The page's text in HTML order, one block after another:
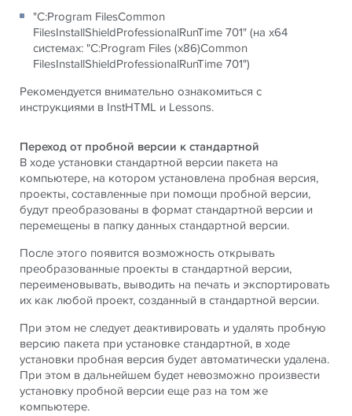
"C:Program FilesCommon
FilesInstallShieldProfessionalRunTime 701" (на x64
системах: "C:Program Files (x86)Common
FilesInstallShieldProfessionalRunTime 701")
Рекомендуется внимательно ознакомиться с
инструкциями в InstHTML и Lessons.
Переход от пробной версии к стандартной
В ходе установки стандартной версии пакета на
компьютере, на котором установлена пробная версия,
проекты, составленные при помощи пробной версии,
будут преобразованы в формат стандартной версии и
перемещены в папку данных стандартной версии.
После этого появится возможность открывать
преобразованные проекты в стандартной версии,
переименовывать, выводить на печать и экспортировать
их как любой проект, созданный в стандартной версии.
При этом не следует деактивировать и удалять пробную
версию пакета при установке стандартной, в ходе
установки пробная версия будет автоматически удалена.
При этом в дальнейшем будет невозможно произвести
установку пробной версии еще раз на том же
компьютере.